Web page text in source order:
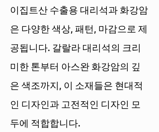
이집트산 수출용 대리석과 화강암
은 다양한 색상, 패턴, 마감으로 제
공됩니다. 갈랄라 대리석의 크리
미한 톤부터 아스완 화강암의 깊
은 색조까지, 이 소재들은 현대적
인 디자인과 고전적인 디자인 모
두에 적합합니다.